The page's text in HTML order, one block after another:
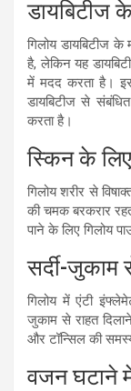
डायबिटीज
गिलोय डायबिटीज के
है, लेकिन यह
में मदद करता है।
डायबिटीज से
करता है।
स्किन के
गिलोय शरीर से
की चमक बरकरार
पाने के लिए गिलोय
सर्दी-जुकाम
गिलोय में एंटी
जुकाम से राहत
और टॉन्सिल की
वजन घटाने